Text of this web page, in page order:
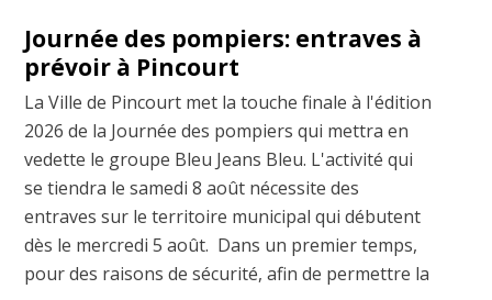
Journée des pompiers: entraves à
prévoir à Pincourt
La Ville de Pincourt met la touche finale à l'édition
2026 de la Journée des pompiers qui mettra en
vedette le groupe Bleu Jeans Bleu. L'activité qui
se tiendra le samedi 8 août nécessite des
entraves sur le territoire municipal qui débutent
dès le mercredi 5 août. Dans un premier temps,
pour des raisons de sécurité, afin de permettre la